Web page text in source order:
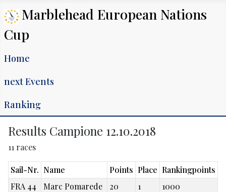
Marblehead European Nations
Cup
Home
next Events
Ranking
Results Campione 12.10.2018
11 races
Sail-Nr. Name Points Place Rankingpoints
FRA 44
Marc Pomarede 20 1
1000